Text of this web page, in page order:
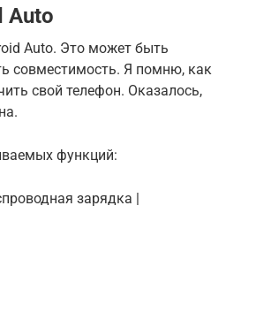
Auto
Auto. Это может быть
совместимость. Я помню, как
свой телефон. Оказалось,
функций:
зарядка |